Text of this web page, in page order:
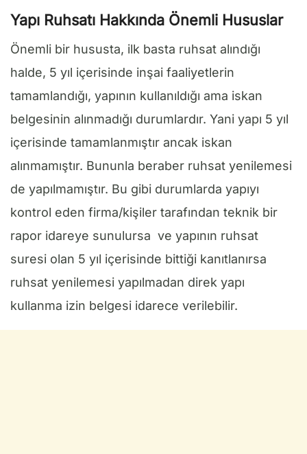
Yapı Ruhsatı Hakkında Önemli Hususlar
Önemli bir hususta, ilk basta ruhsat alındığı
halde, 5 yıl içerisinde inşai faaliyetlerin
tamamlandığı, yapının kullanıldığı ama iskan
belgesinin alınmadığı durumlardır. Yani yapı 5 yıl
içerisinde tamamlanmıştır ancak iskan
alınmamıştır. Bununla beraber ruhsat yenilemesi
de yapılmamıştır. Bu gibi durumlarda yapıyı
kontrol eden firma/kişiler tarafından teknik bir
rapor idareye sunulursa ve yapının ruhsat
suresi olan 5 yıl içerisinde bittiği kanıtlanırsa
ruhsat yenilemesi yapılmadan direk yapı
kullanma izin belgesi idarece verilebilir.